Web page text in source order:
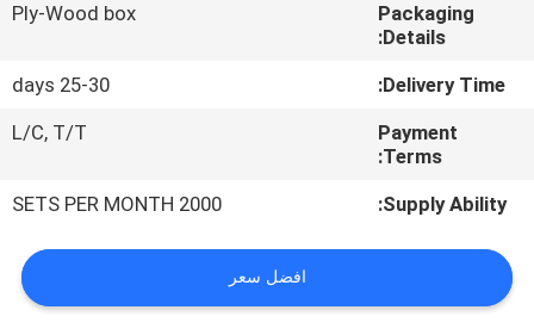
جودة
اتصل
أخبار
خريطة
Packaging
Details:
Ply-Wood box
Delivery Time:
25-30 days
Payment
Terms:
L/C, T/T
Supply Ability:
2000 SETS PER MONTH
افضل سعر